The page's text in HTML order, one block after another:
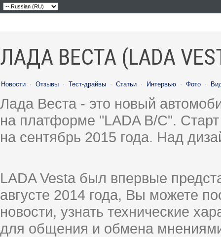
ЛАДА ВЕСТА (LADA
Новости · Отзывы · Тест-драйвы · Статьи · Интервью · Фото ·
Лада Веста - это новый
на платформе "LADA B/C".
на сентябрь 2015 года. Над
LADA Vesta был впервые
августе 2014 года, Вы можете
новости, узнать технические
для общения и обмена